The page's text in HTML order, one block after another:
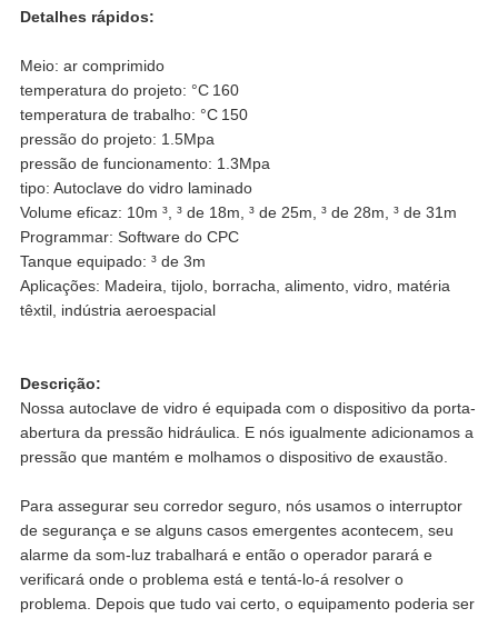
Detalhes rápidos:
Meio: ar comprimido
temperatura do projeto: °C 160
temperatura de trabalho: °C 150
pressão do projeto: 1.5Mpa
pressão de funcionamento: 1.3Mpa
tipo: Autoclave do vidro laminado
Volume eficaz: 10m ³, ³ de 18m, ³ de 25m, ³ de 28m, ³ de 31m
Programmar: Software do CPC
Tanque equipado: ³ de 3m
Aplicações: Madeira, tijolo, borracha, alimento, vidro, matéria
têxtil, indústria aeroespacial
Descrição:
Nossa autoclave de vidro é equipada com o dispositivo da porta-
abertura da pressão hidráulica. E nós igualmente adicionamos a
pressão que mantém e molhamos o dispositivo de exaustão.
Para assegurar seu corredor seguro, nós usamos o interruptor
de segurança e se alguns casos emergentes acontecem, seu
alarme da som-luz trabalhará e então o operador parará e
verificará onde o problema está e tentá-lo-á resolver o
problema. Depois que tudo vai certo, o equipamento poderia ser